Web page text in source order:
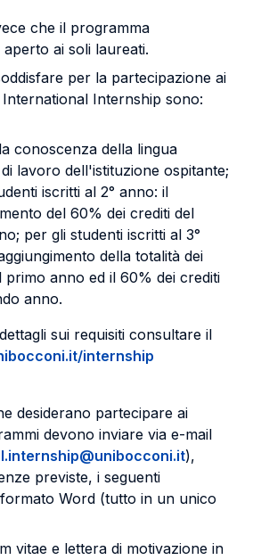
che il programma
aperto ai soli laureati.
per la partecipazione ai
Internship sono:
conoscenza della lingua
lavoro dell'istituzione ospitante;
iscritti al 2° anno: il
del 60% dei crediti del
per gli studenti iscritti al 3°
della totalità dei
primo anno ed il 60% dei crediti
anno.
sui requisiti consultare il
internship
desiderano partecipare ai
devono inviare via e-mail
),
previste, i seguenti
Word (tutto in un unico
vitae e lettera di motivazione in